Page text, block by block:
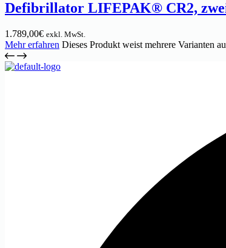
Defibrillator LIFEPAK® CR2,
1.789,00€ exkl. MwSt.
Mehr erfahren Dieses Produkt weist mehrere Varianten